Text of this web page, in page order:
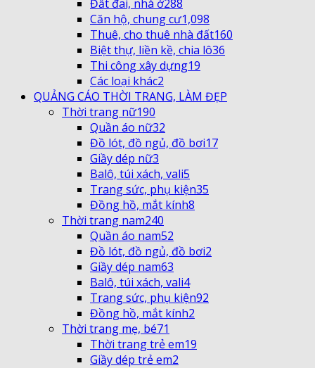
Đất đai, nhà ở288
Căn hộ, chung cư1,098
Thuê, cho thuê nhà đất160
Biệt thự, liền kề, chia lô36
Thi công xây dựng19
Các loại khác2
QUẢNG CÁO THỜI TRANG, LÀM ĐẸP
Thời trang nữ190
Quần áo nữ32
Đồ lót, đồ ngủ, đồ bơi17
Giầy dép nữ3
Balô, túi xách, vali5
Trang sức, phụ kiện35
Đồng hồ, mắt kính8
Thời trang nam240
Quần áo nam52
Đồ lót, đồ ngủ, đồ bơi2
Giầy dép nam63
Balô, túi xách, vali4
Trang sức, phụ kiện92
Đồng hồ, mắt kính2
Thời trang mẹ, bé71
Thời trang trẻ em19
Giầy dép trẻ em2